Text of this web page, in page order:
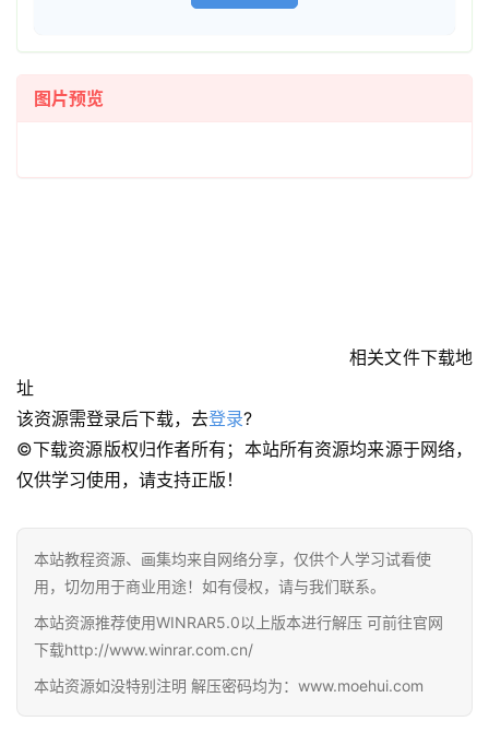
在
线
教
程
会
员
源
公
开
图片预览
相关文件下载地
址
该资源需登录后下载，去登录?
©下载资源版权归作者所有；本站所有资源均来源于网络，
仅供学习使用，请支持正版！
本站教程资源、画集均来自网络分享，仅供个人学习试看使
用，切勿用于商业用途！如有侵权，请与我们联系。
本站资源推荐使用WINRAR5.0以上版本进行解压 可前往官网
下载http://www.winrar.com.cn/
本站资源如没特别注明 解压密码均为：www.moehui.com